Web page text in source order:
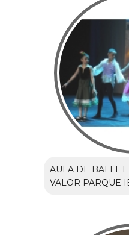
AULA DE
VALOR PARQUE